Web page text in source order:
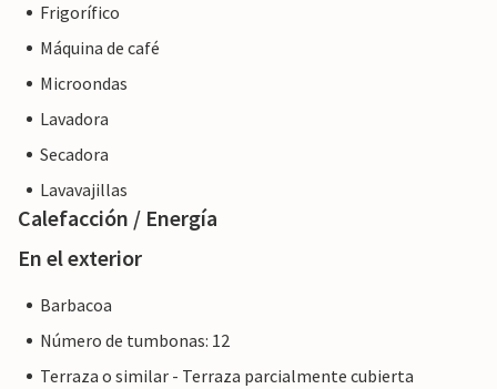
Frigorífico
Máquina de café
Microondas
Lavadora
Secadora
Lavavajillas
Calefacción / Energía
En el exterior
Barbacoa
Número de tumbonas: 12
Terraza o similar - Terraza parcialmente cubierta